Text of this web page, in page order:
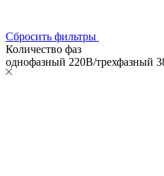
Сбросить фильтры
Количество фаз
однофазный 220В/трехфазный